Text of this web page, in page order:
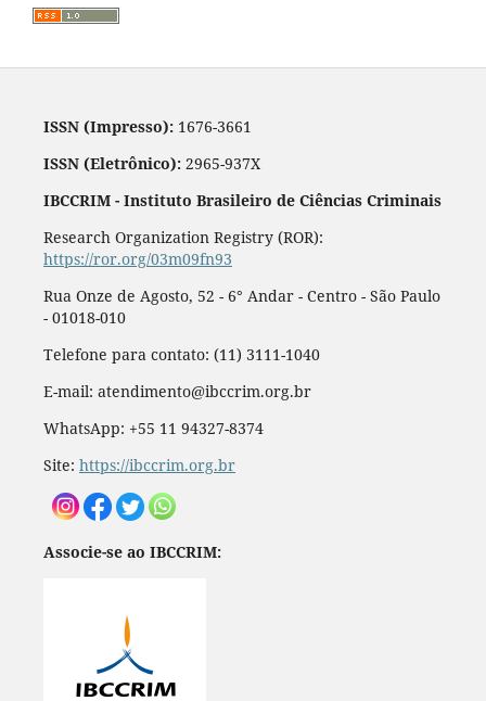
ISSN (Impresso):1676-3661
ISSN (Eletrônico):2965-937X
IBCCRIM - Instituto Brasileiro de Ciências Criminais
Research Organization Registry (ROR):
https://ror.org/03m09fn93
Rua Onze de Agosto, 52 - 6° Andar - Centro - São Paulo
- 01018-010
Telefone para contato: (11) 3111-1040
E-mail: atendimento@ibccrim.org.br
WhatsApp: +55 11 94327-8374
Site: https://ibccrim.org.br
Associe-se ao IBCCRIM: